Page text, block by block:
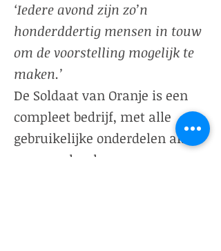
‘Iedere avond zijn zo’n
honderddertig mensen in touw
om de voorstelling mogelijk te
maken.’
De Soldaat van Oranje is een
compleet bedrijf, met alle
gebruikelijke onderdelen als
personeelszaken,